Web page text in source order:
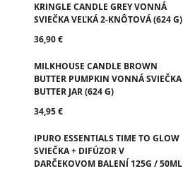
KRINGLE CANDLE GREY VONNÁ
SVIEČKA VEĽKÁ 2-KNÔTOVÁ (624 G)
36,90 €
MILKHOUSE CANDLE BROWN
BUTTER PUMPKIN VONNÁ SVIEČKA
BUTTER JAR (624 G)
34,95 €
IPURO ESSENTIALS TIME TO GLOW
SVIEČKA + DIFÚZOR V
DARČEKOVOM BALENÍ 125G / 50ML